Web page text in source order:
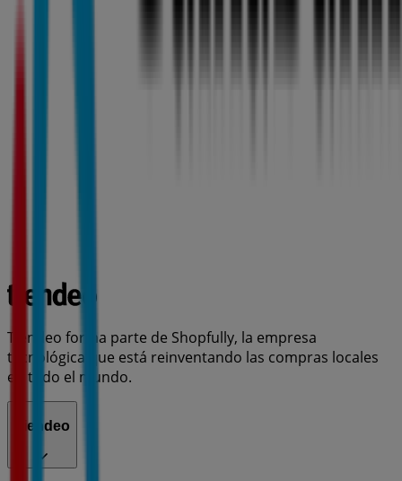
Tiendeo forma parte de Shopfully, la empresa
tecnológica que está reinventando las compras locales
en todo el mundo.
Tiendeo